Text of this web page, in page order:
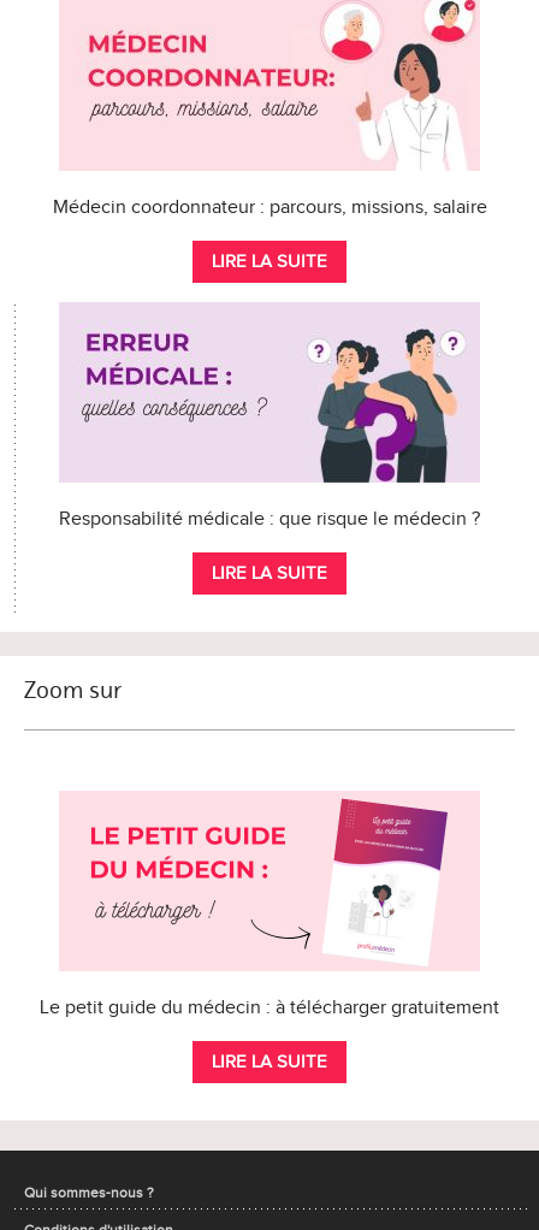
Médecin coordonnateur : parcours, missions, salaire
LIRE LA SUITE
Responsabilité médicale : que risque le médecin ?
LIRE LA SUITE
Zoom sur
Le petit guide du médecin : à télécharger gratuitement
LIRE LA SUITE
Qui sommes-nous ?